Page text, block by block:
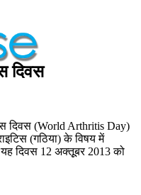
दिवस
दिवस (World Arthritis Day)
(गठिया) के विषय में
यह दिवस 12 अक्तूूबर 2013 को